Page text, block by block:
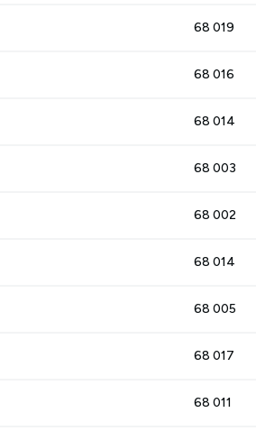
68 019
68 016
68 014
68 003
68 002
68 014
68 005
68 017
68 011